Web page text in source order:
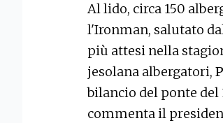
Al lido, circa 150
l'Ironman, salutato
più attesi nella
jesolana albergatori,
bilancio del ponte
commenta il